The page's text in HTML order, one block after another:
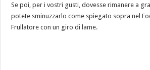
Se poi, per i vostri gusti, dovesse rimanere a
potete sminuzzarlo come spiegato sopra nel
Frullatore con un giro di lame.